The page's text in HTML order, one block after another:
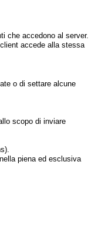
che accedono al server.
accede alla stessa
o di settare alcune
scopo di inviare
piena ed esclusiva